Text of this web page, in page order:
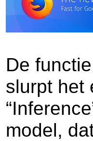
De
slurpt het
model,